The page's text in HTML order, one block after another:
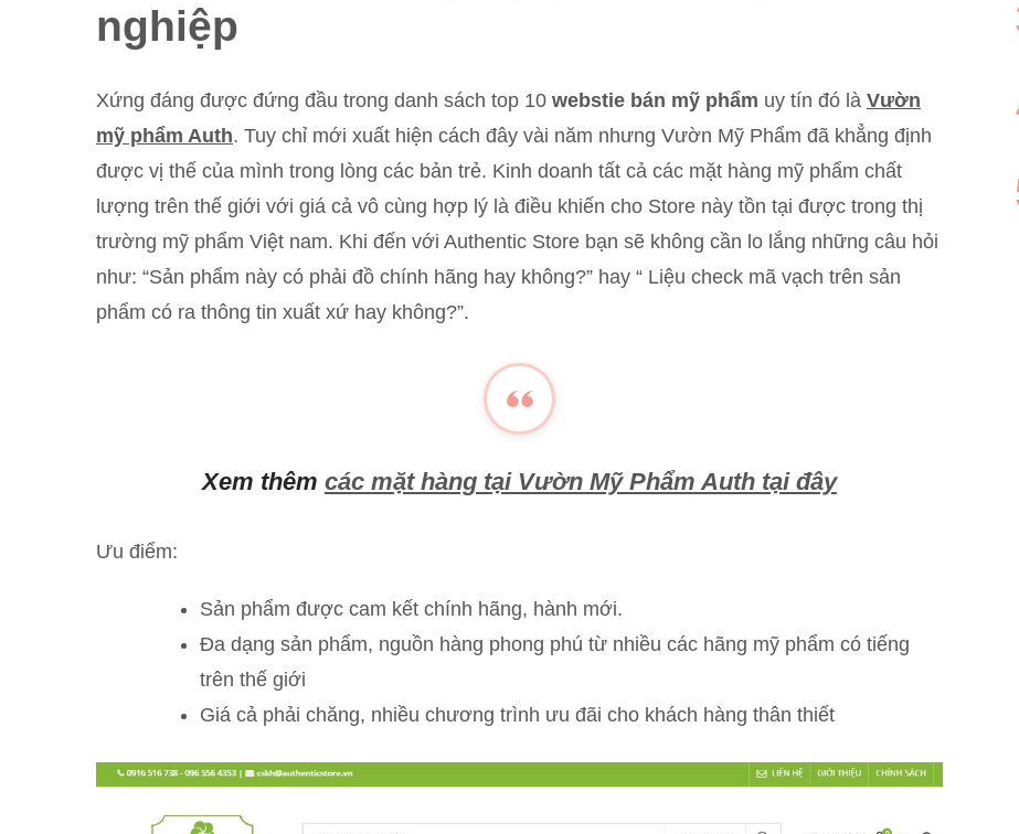
nghiệp
Xứng đáng được đứng đầu trong danh sách top 10 webstie bán mỹ phẩm uy tín đó là Vườn
mỹ phẩm Auth. Tuy chỉ mới xuất hiện cách đây vài năm nhưng Vườn Mỹ Phẩm đã khẳng định
được vị thế của mình trong lòng các bản trẻ. Kinh doanh tất cả các mặt hàng mỹ phẩm chất
lượng trên thế giới với giá cả vô cùng hợp lý là điều khiến cho Store này tồn tại được trong thị
trường mỹ phẩm Việt nam. Khi đến với Authentic Store bạn sẽ không cần lo lắng những câu hỏi
như: “Sản phẩm này có phải đồ chính hãng hay không?” hay “ Liệu check mã vạch trên sản
phẩm có ra thông tin xuất xứ hay không?”.
Xem thêm các mặt hàng tại Vườn Mỹ Phẩm Auth tại đây
Ưu điểm:
Sản phẩm được cam kết chính hãng, hành mới.
Đa dạng sản phẩm, nguồn hàng phong phú từ nhiều các hãng mỹ phẩm có tiếng
trên thế giới
Giá cả phải chăng, nhiều chương trình ưu đãi cho khách hàng thân thiết